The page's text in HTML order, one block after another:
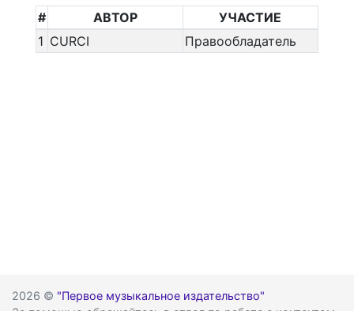
# АВТОР
УЧАСТИЕ
1 CURCI Правообладатель
2026 © "Первое музыкальное издательство"